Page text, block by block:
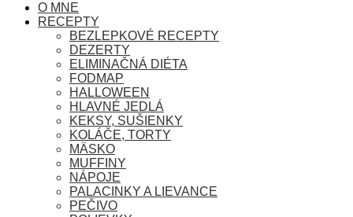
O MNE
RECEPTY
BEZLEPKOVÉ RECEPTY
DEZERTY
ELIMINAČNÁ DIÉTA
FODMAP
HALLOWEEN
HLAVNÉ JEDLÁ
KEKSY, SUŠIENKY
KOLÁČE, TORTY
MÄSKO
MUFFINY
NÁPOJE
PALACINKY A LIEVANCE
PEČIVO